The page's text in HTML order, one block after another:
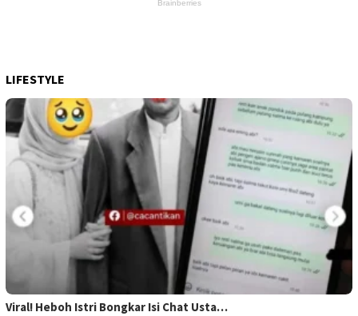
LIFESTYLE
Viral! Heboh Istri Bongkar Isi Chat Usta…